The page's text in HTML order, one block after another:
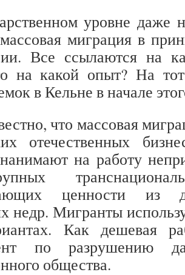
уровне даже
миграция в
Все ссылаются на
на какой опыт? На
в Кельне в начале
что массовая
отечественных
на работу
ценности из
недр. Мигранты
Как дешевая
по разрушению
общества.